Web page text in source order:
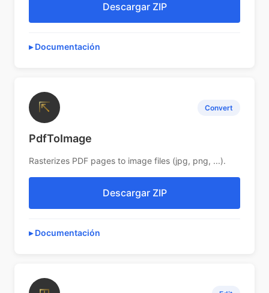
Descargar ZIP
Documentación
⇱ Convert
PdfToImage
Rasterizes PDF pages to image files (jpg, png, ...).
Descargar ZIP
Documentación